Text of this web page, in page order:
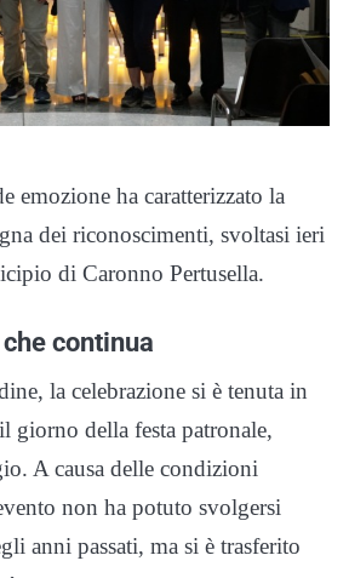
emozione ha caratterizzato la
dei riconoscimenti, svoltasi ieri
di Caronno Pertusella.
continua
la celebrazione si è tenuta in
giorno della festa patronale,
A causa delle condizioni
non ha potuto svolgersi
anni passati, ma si è trasferito